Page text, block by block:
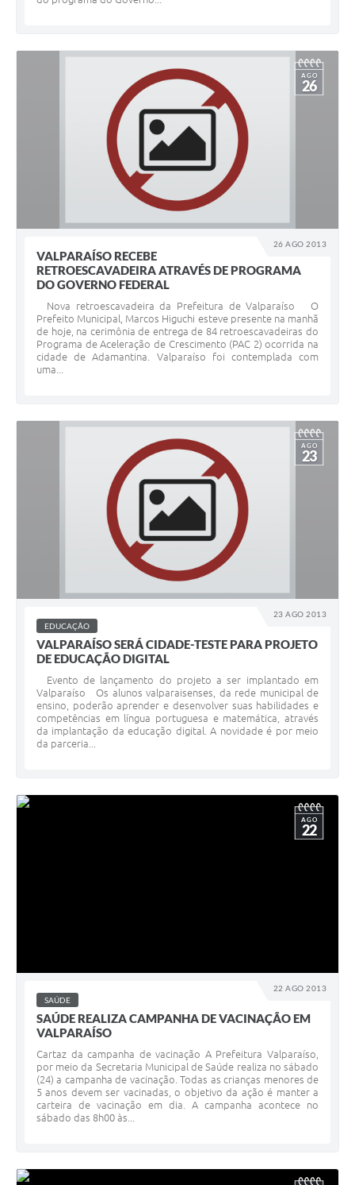
26 AGO 2013
AGO
26
VALPARAÍSO RECEBE
RETROESCAVADEIRA ATRAVÉS DE PROGRAMA
DO GOVERNO FEDERAL
Nova retroescavadeira da Prefeitura de Valparaíso O
Prefeito Municipal, Marcos Higuchi esteve presente na manhã
de hoje, na cerimônia de entrega de 84 retroescavadeiras do
Programa de Aceleração de Crescimento (PAC 2) ocorrida na
cidade de Adamantina. Valparaíso foi contemplada com
uma...
23 AGO 2013
AGO
23
EDUCAÇÃO
VALPARAÍSO SERÁ CIDADE-TESTE PARA PROJETO
DE EDUCAÇÃO DIGITAL
Evento de lançamento do projeto a ser implantado em
Valparaíso Os alunos valparaisenses, da rede municipal de
ensino, poderão aprender e desenvolver suas habilidades e
competências em língua portuguesa e matemática, através
da implantação da educação digital. A novidade é por meio
da parceria...
22 AGO 2013
AGO
22
SAÚDE
SAÚDE REALIZA CAMPANHA DE VACINAÇÃO EM
VALPARAÍSO
Cartaz da campanha de vacinação A Prefeitura Valparaíso,
por meio da Secretaria Municipal de Saúde realiza no sábado
(24) a campanha de vacinação. Todas as crianças menores de
5 anos devem ser vacinadas, o objetivo da ação é manter a
carteira de vacinação em dia. A campanha acontece no
sábado das 8h00 às...